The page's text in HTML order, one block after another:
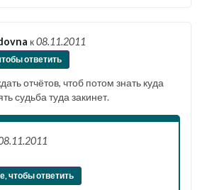
к08.11.2011
ответить
отчётов, чтоб потом знать куда
судьба туда закинет.
чтобы ответить